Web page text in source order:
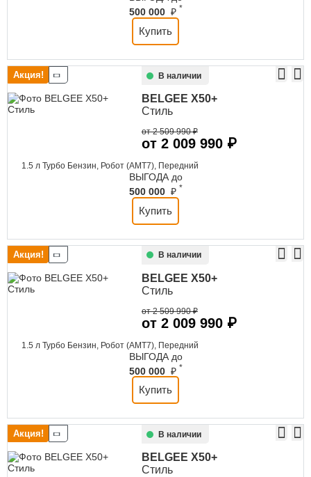
500 000₽ *
Купить
Акция! В наличии
BELGEE X50+
Стиль
от 2 509 990 ₽
от 2 009 990 ₽
1.5 л Турбо Бензин, Робот (AMT7), Передний
ВЫГОДА до
500 000₽ *
Купить
Акция! В наличии
BELGEE X50+
Стиль
от 2 509 990 ₽
от 2 009 990 ₽
1.5 л Турбо Бензин, Робот (AMT7), Передний
ВЫГОДА до
500 000₽ *
Купить
Акция! В наличии
BELGEE X50+
Стиль